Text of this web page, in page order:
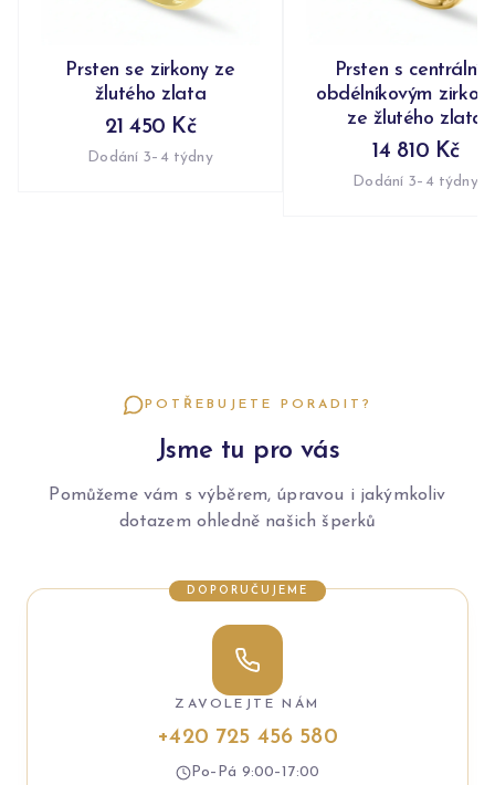
Prsten se zirkony ze
žlutého zlata
21 450 Kč
Dodání 3–4 týdny
Prsten s
obdélníkovým
ze žlutého zlata
14 810 Kč
Dodání 3–4 týdny
POTŘEBUJETE PORADIT?
Jsme tu pro vás
Pomůžeme vám s výběrem, úpravou i jakýmkoliv
dotazem ohledně našich šperků
DOPORUČUJEME
ZAVOLEJTE NÁM
+420 725 456 580
Po–Pá 9:00–17:00